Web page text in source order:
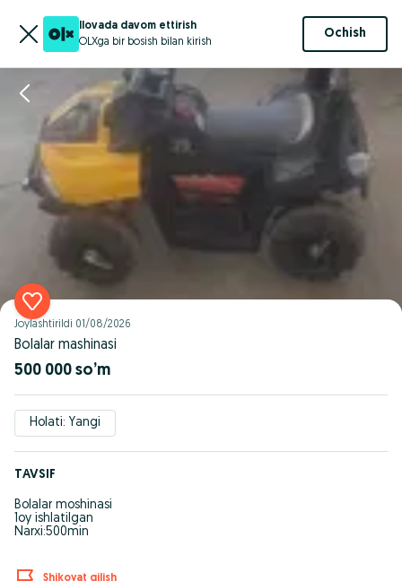
Ilovada davom ettirish
OLXga bir bosish bilan kirish
Ochish
Joylashtirildi 01/08/2026
Bolalar mashinasi
500 000 so’m
Holati: Yangi
TAVSIF
Bolalar moshinasi
1oy ishlatilgan
Narxi:500min
Shikoyat qilish